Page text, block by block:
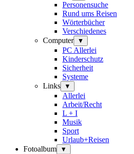
Personensuche
Rund ums Reisen
Wörterbücher
Verschiedenes
Computer
▼
PC Allerlei
Kinderschutz
Sicherheit
Systeme
Links
▼
Allerlei
Arbeit/Recht
L + I
Musik
Sport
Urlaub+Reisen
Fotoalbum
▼